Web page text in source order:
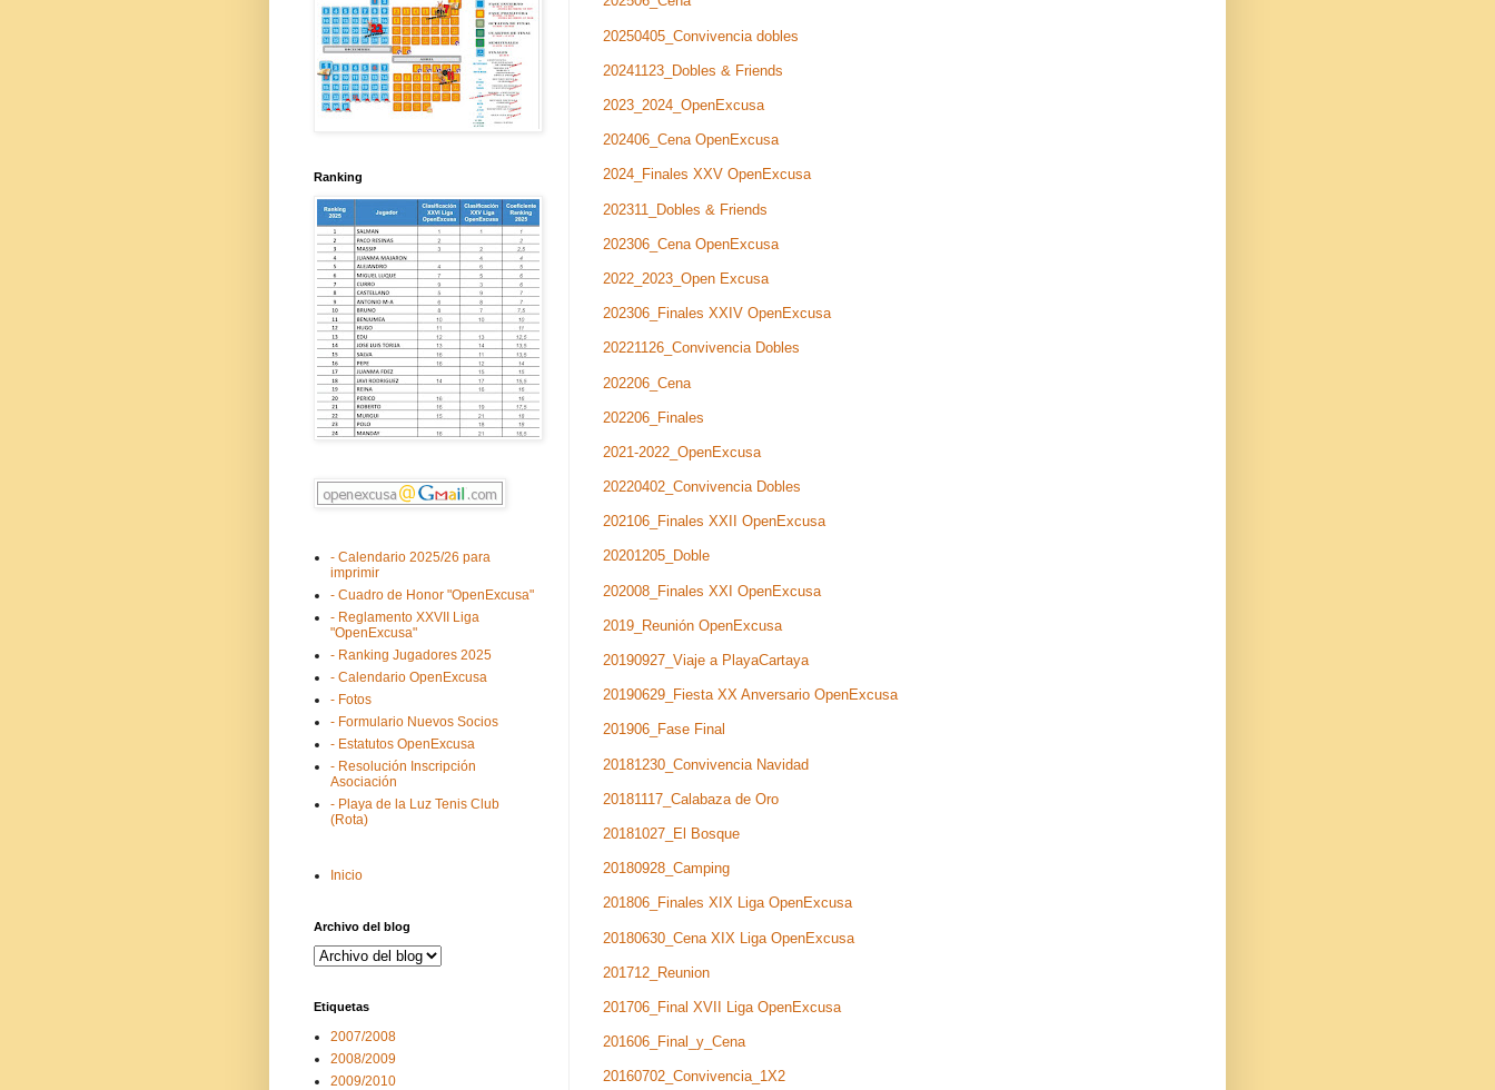
20250405_Convivencia dobles
20241123_Dobles & Friends
2023_2024_OpenExcusa
202406_Cena OpenExcusa
2024_Finales XXV OpenExcusa
202311_Dobles & Friends
202306_Cena OpenExcusa
2022_2023_Open Excusa
202306_Finales XXIV OpenExcusa
20221126_Convivencia Dobles
202206_Cena
202206_Finales
2021-2022_OpenExcusa
20220402_Convivencia Dobles
202106_Finales XXII OpenExcusa
20201205_Doble
202008_Finales XXI OpenExcusa
2019_Reunión OpenExcusa
20190927_Viaje a PlayaCartaya
20190629_Fiesta XX Anversario OpenExcusa
201906_Fase Final
20181230_Convivencia Navidad
20181117_Calabaza de Oro
20181027_El Bosque
20180928_Camping
201806_Finales XIX Liga OpenExcusa
20180630_Cena XIX Liga OpenExcusa
201712_Reunion
201706_Final XVII Liga OpenExcusa
201606_Final_y_Cena
20160702_Convivencia_1X2
Ranking
- Calendario 2025/26 para
imprimir
- Cuadro de Honor "OpenExcusa"
- Reglamento XXVII Liga
"OpenExcusa"
- Ranking Jugadores 2025
- Calendario OpenExcusa
- Fotos
- Formulario Nuevos Socios
- Estatutos OpenExcusa
- Resolución Inscripción
Asociación
- Playa de la Luz Tenis Club
(Rota)
Inicio
Archivo del blog
Etiquetas
2007/2008
2008/2009
2009/2010